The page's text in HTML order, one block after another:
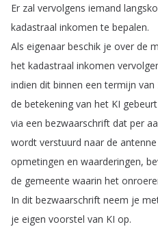
Er zal vervolgens iemand
kadastraal inkomen te bepalen.
Als eigenaar beschik je over de
het kadastraal inkomen
indien dit binnen een termijn van
de betekening van het KI gebeurt
via een bezwaarschrift dat per
wordt verstuurd naar de antenne
opmetingen en waarderingen,
de gemeente waarin het
In dit bezwaarschrift neem je
je eigen voorstel van KI op.